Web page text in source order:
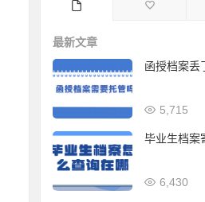
最新文章
函授档案丢
5,715
毕业生档案
6,430